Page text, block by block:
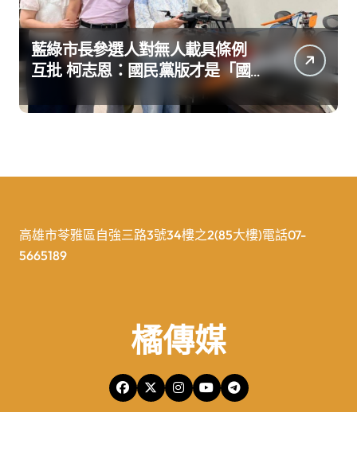
藍綠市長參選人對無人載具條例
互批 柯志恩：國民黨版才是「國
防+產業」務實版
高雄市苓雅區自強三路3號34樓之2(85大樓)電話07-
5665189
橘傳媒